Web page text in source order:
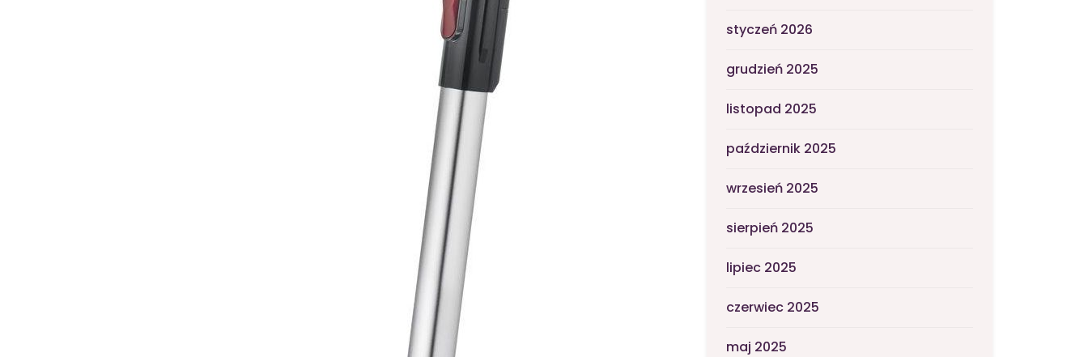
styczeń 2026
grudzień 2025
listopad 2025
październik 2025
wrzesień 2025
sierpień 2025
lipiec 2025
czerwiec 2025
maj 2025